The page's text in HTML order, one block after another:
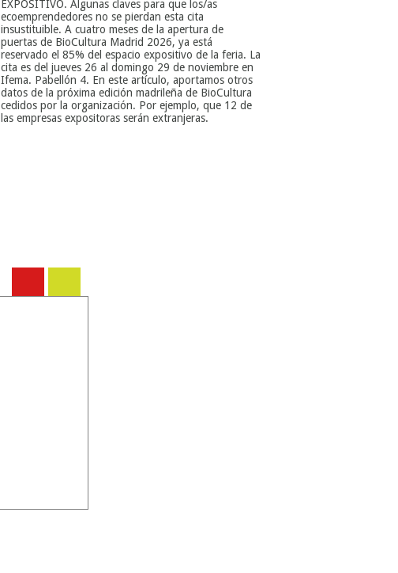
EXPOSITIVO. Algunas claves para que los/as
ecoemprendedores no se pierdan esta cita
insustituible. A cuatro meses de la apertura de
puertas de BioCultura Madrid 2026, ya está
reservado el 85% del espacio expositivo de la feria. La
cita es del jueves 26 al domingo 29 de noviembre en
Ifema. Pabellón 4. En este artículo, aportamos otros
datos de la próxima edición madrileña de BioCultura
cedidos por la organización. Por ejemplo, que 12 de
las empresas expositoras serán extranjeras.